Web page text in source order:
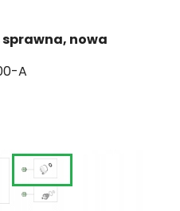
sprawna, nowa
A